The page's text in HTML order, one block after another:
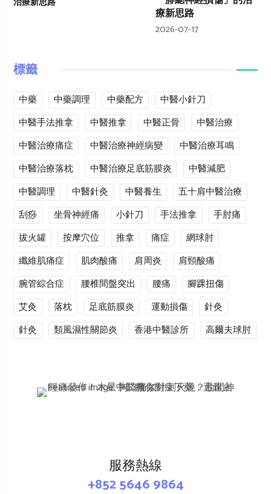
療新思路
2026-07-17
標籤
中藥 中藥調理 中藥配方
中醫小針刀
中醫手法推拿
中醫推拿 中醫正骨
中醫治療
中醫治療痛症
中醫治療神經病變
中醫治療耳鳴
中醫治療落枕
中醫治療足底筋膜炎
中醫減肥
中醫調理
中醫針灸 中醫養生
五十肩中醫治療
刮痧
坐骨神經痛 小針刀 手法推拿
手肘痛
拔火罐
按摩穴位 推拿 痛症
網球肘
纖維肌痛症
肌肉酸痛 肩周炎
肩頸酸痛
腕管綜合症
腰椎間盤突出 腰痛
腳踝扭傷
艾灸
落枕 足底筋膜炎 運動損傷
針灸
針灸
類風濕性關節炎 香港中醫診所 高爾夫球肘
服務熱線
+852 5646 9864